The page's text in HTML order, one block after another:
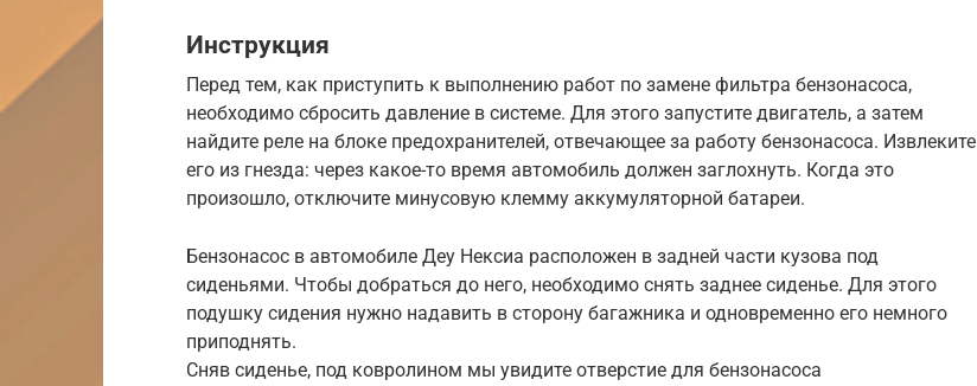
Инструкция
Перед тем, как приступить к выполнению работ по замене фильтра бензонасоса,
необходимо сбросить давление в системе. Для этого запустите двигатель, а затем
найдите реле на блоке предохранителей, отвечающее за работу бензонасоса. Извлеките
его из гнезда: через какое-то время автомобиль должен заглохнуть. Когда это
произошло, отключите минусовую клемму аккумуляторной батареи.
Бензонасос в автомобиле Деу Нексиа расположен в задней части кузова под
сиденьями. Чтобы добраться до него, необходимо снять заднее сиденье. Для этого
подушку сидения нужно надавить в сторону багажника и одновременно его немного
приподнять.
Сняв сиденье, под ковролином мы увидите отверстие для бензонасоса